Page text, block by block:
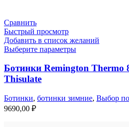
Сравнить
Быстрый просмотр
Добавить в список желаний
Выберите параметры
Ботинки Remington Thermo
Thisulate
Ботинки, ботинки зимние, Выбор по
9690,00 ₽